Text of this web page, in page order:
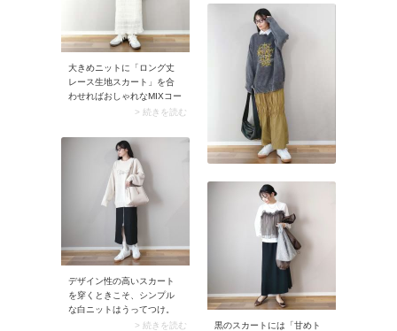
合わせてトップスのロゴも
レッドで揃えれば、いっそ
う計算された着こなしに。
もし、いろいろなアイテム
を試しても地味感が抜け出
せない気がしたら、思い切
って髪色を明るく変えてみ
るのもおすすめ。ブリーチ
のほか、髪色が少し変わる
だけでも似合う服を楽しく
探せるようになりますよ♪
大きめニットに「ロング丈
レース生地スカート」を合
わせればおしゃれなMIXコー
デが完成。薄手で透け感の
ト独特のほっこり見えを解
消して、きれいめカジュア
ルな着こなしに。足元はス
ニーカーを選ぶとニットと
テイストが揃い、コーデが
まとまります。
> 続きを読む
デザイン性の高いスカート
を穿くときこそ、シンプル
な白ニットはうってつけ。
スナップのようなフロント
> 続きを読む
黒のスカートには「甘めト